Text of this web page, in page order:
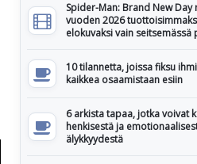
Spider-Man: Brand New Day
vuoden 2026
elokuvaksi vain seitsemässä
10 tilannetta, joissa fiksu
kaikkea osaamistaan esiin
6 arkista tapaa, jotka voivat
henkisestä ja
älykkyydestä